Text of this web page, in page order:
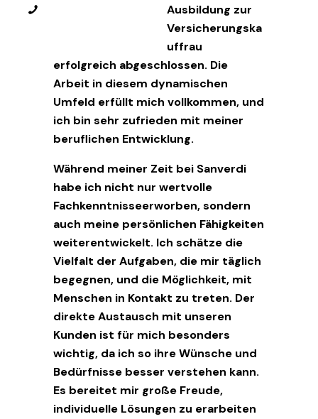
phone
Ausbildung zur
Versicherungska
uffrau
erfolgreich abgeschlossen. Die
Arbeit in diesem dynamischen
Umfeld erfüllt mich vollkommen, und
ich bin sehr zufrieden mit meiner
beruflichen Entwicklung.
Während meiner Zeit bei Sanverdi
habe ich nicht nur wertvolle
Fachkenntnisseerworben, sondern
auch meine persönlichen Fähigkeiten
weiterentwickelt. Ich schätze die
Vielfalt der Aufgaben, die mir täglich
begegnen, und die Möglichkeit, mit
Menschen in Kontakt zu treten. Der
direkte Austausch mit unseren
Kunden ist für mich besonders
wichtig, da ich so ihre Wünsche und
Bedürfnisse besser verstehen kann.
Es bereitet mir große Freude,
individuelle Lösungen zu erarbeiten